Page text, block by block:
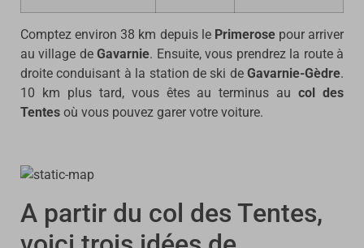
Comptez environ 38 km depuis le Primerosepour arriver
au village deGavarnie. Ensuite, vous prendrez la route à
droite conduisant à la station de ski de Gavarnie-Gèdre.
10 km plus tard, vous êtes au terminus aucol des
Tentes où vous pouvez garer votre voiture.
A partir du col des Tentes,